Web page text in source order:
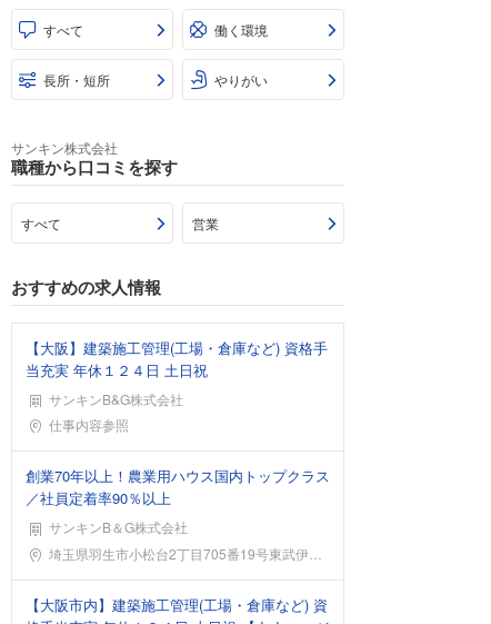
すべて 働く環境
長所・短所 やりがい
サンキン株式会社
職種から口コミを探す
すべて 営業
おすすめの求人情報
【大阪】建築施工管理(工場・倉庫など) 資格手
当充実 年休１２４日 土日祝
サンキンB&G株式会社
勤務地仕事内容参照
創業70年以上！農業用ハウス国内トップクラス
／社員定着率90％以上
サンキンB＆G株式会社
勤務地埼玉県羽生市小松台2丁目705番19号東武伊勢崎線
【大阪市内】建築施工管理(工場・倉庫など) 資